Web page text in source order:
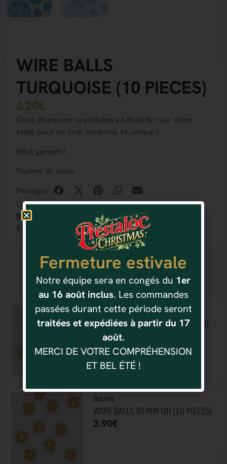
WIRE BALLS
TURQUOISE (10 PIECES)
5.20€
Osez disperser ces boules en fil de fer sur votre
table pour un look moderne et unique !
Effet garanti !
Rupture de stock
Partager :
Catégorie(s) :
Boules
Référence : 4037166470220
Vous aimerez aussi
Boules
WIRE BALLS 30 MM OR BLANC (40
PIECES)
8.10 €
Boules
WIRE BALLS 30 MM OR (10 PIECES)
3.90€
Fermeture estivale
Notre équipe sera en congés du 1er
au 16 août inclus. Les commandes
passées durant cette période seront
traitées et expédiées à partir du 17
août.
MERCI DE VOTRE COMPRÉHENSION
ET BEL ÉTÉ !